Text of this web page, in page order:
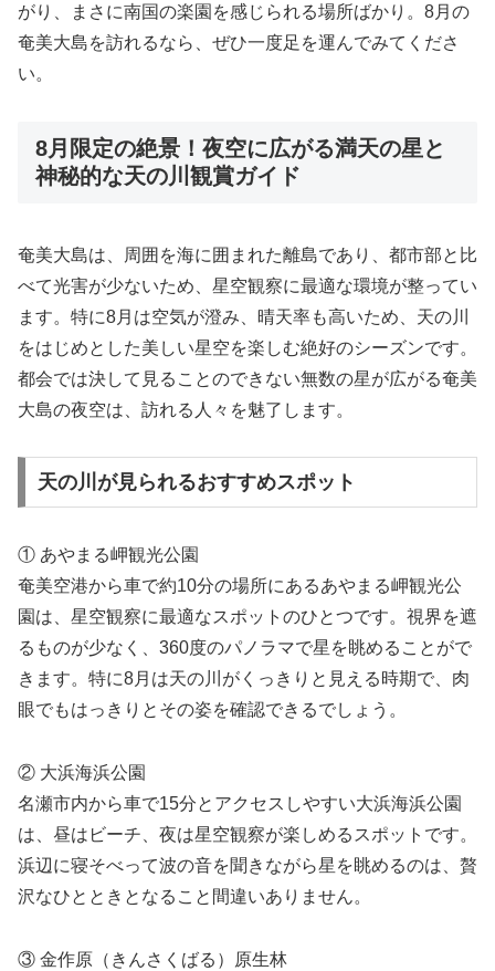
がり、まさに南国の楽園を感じられる場所ばかり。8月の
奄美大島を訪れるなら、ぜひ一度足を運んでみてくださ
い。
8月限定の絶景！夜空に広がる満天の星と
神秘的な天の川観賞ガイド
奄美大島は、周囲を海に囲まれた離島であり、都市部と比
べて光害が少ないため、星空観察に最適な環境が整ってい
ます。特に8月は空気が澄み、晴天率も高いため、天の川
をはじめとした美しい星空を楽しむ絶好のシーズンです。
都会では決して見ることのできない無数の星が広がる奄美
大島の夜空は、訪れる人々を魅了します。
天の川が見られるおすすめスポット
① あやまる岬観光公園
奄美空港から車で約10分の場所にあるあやまる岬観光公
園は、星空観察に最適なスポットのひとつです。視界を遮
るものが少なく、360度のパノラマで星を眺めることがで
きます。特に8月は天の川がくっきりと見える時期で、肉
眼でもはっきりとその姿を確認できるでしょう。
② 大浜海浜公園
名瀬市内から車で15分とアクセスしやすい大浜海浜公園
は、昼はビーチ、夜は星空観察が楽しめるスポットです。
浜辺に寝そべって波の音を聞きながら星を眺めるのは、贅
沢なひとときとなること間違いありません。
③ 金作原（きんさくばる）原生林